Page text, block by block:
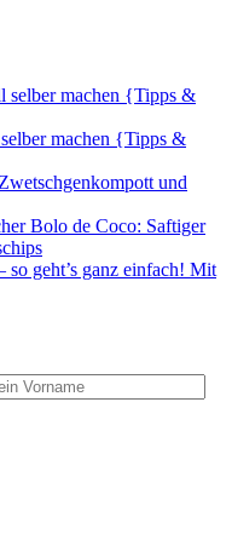
selber machen {Tipps &
machen {Tipps &
und
Bolo de Coco: Saftiger
so geht’s ganz einfach! Mit